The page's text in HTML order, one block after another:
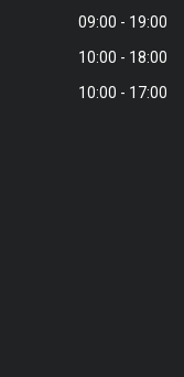
09:00
19:00
10:00
18:00
10:00 17:00